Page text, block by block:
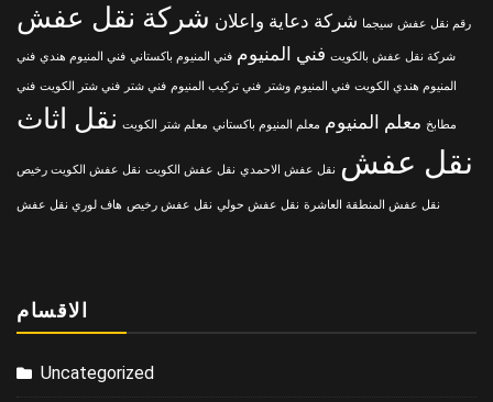
رقم نقل عفش سيجما شركة دعاية واعلان شركة نقل عفش
شركة نقل عفش بالكويت فني المنيوم فني المنيوم باكستاني فني المنيوم هندي فني
المنيوم هندي الكويت فني المنيوم وشتر فني تركيب المنيوم فني شتر فني شتر الكويت فني
مطابخ معلم المنيوم معلم المنيوم باكستاني معلم شتر الكويت نقل اثاث
نقل عفش نقل عفش الاحمدي نقل عفش الكويت نقل عفش الكويت رخيص
نقل عفش المنطقة العاشرة نقل عفش حولي نقل عفش رخيص هاف لوري نقل عفش
الاقسام
Uncategorized